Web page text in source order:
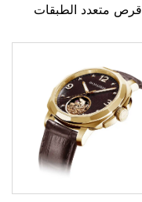
قرص متعدد الطبقات